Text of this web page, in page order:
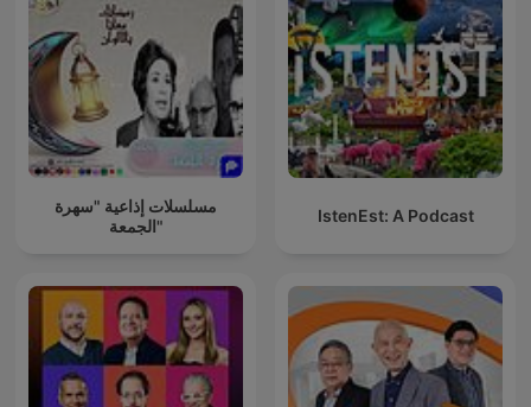
مسلسلات إذاعية "سهرة
الجمعة"
IstenEst: A Podcast